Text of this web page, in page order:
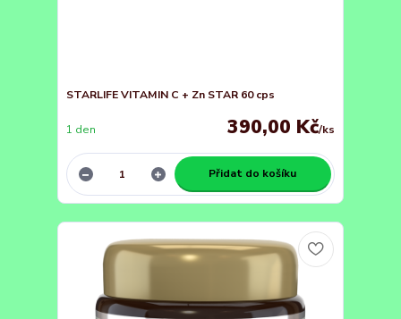
STARLIFE VITAMIN C + Zn STAR 60 cps
390,00 Kč/ks
1 den
Přidat do košíku